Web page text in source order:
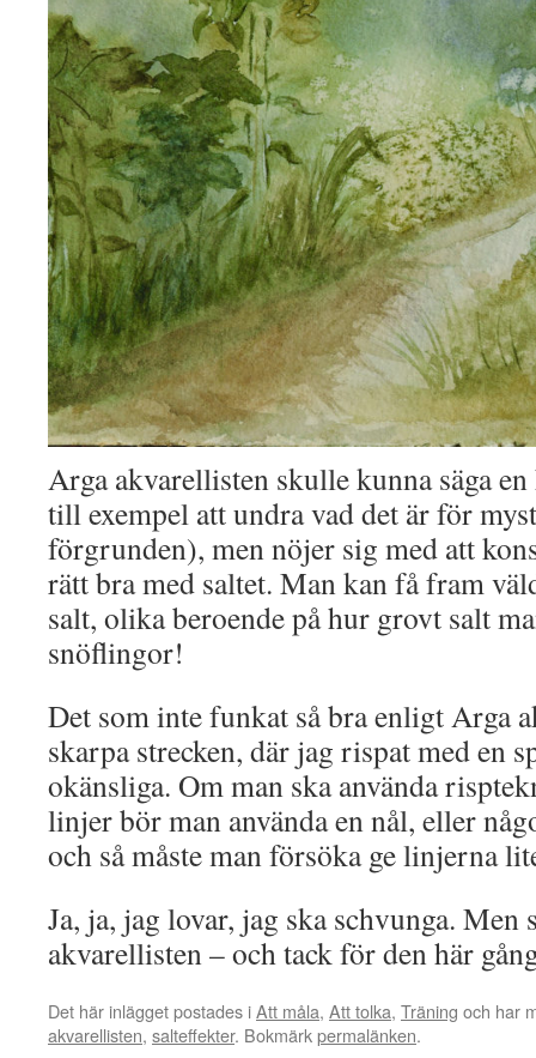
Arga akvarellisten skulle kunna säga
till exempel att undra vad det är för
förgrunden), men nöjer sig med att
rätt bra med saltet. Man kan få fram
salt, olika beroende på hur grovt salt
snöflingor!
Det som inte funkat så bra enligt Arga
skarpa strecken, där jag rispat med en
okänsliga. Om man ska använda
linjer bör man använda en nål, eller
och så måste man försöka ge linjerna
Ja, ja, jag lovar, jag ska schvunga. Men
akvarellisten – och tack för den här
Det här inlägget postades iAtt måla, Att tolka, Träning och har
akvarellisten, salteffekter. Bokmärkpermalänken.